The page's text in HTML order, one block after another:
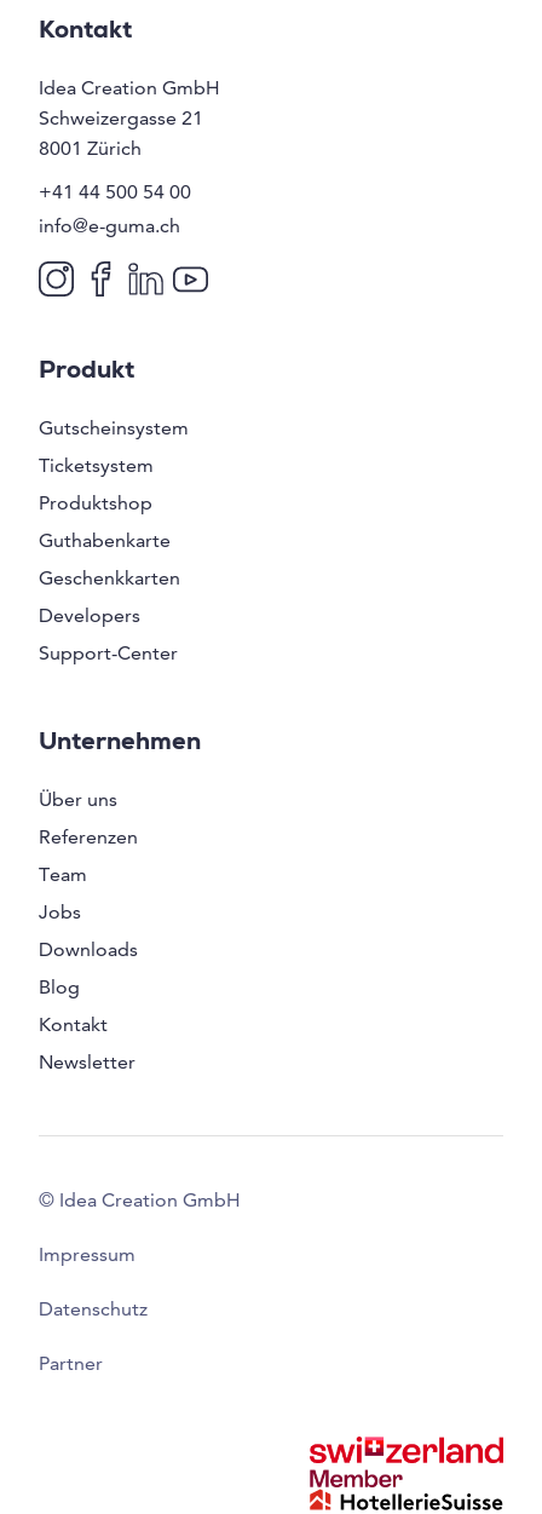
Kontakt
Idea Creation GmbH
Schweizergasse 21
8001 Zürich
+41 44 500 54 00
info@e-guma.ch
Produkt
Gutscheinsystem
Ticketsystem
Produktshop
Guthabenkarte
Geschenkkarten
Developers
Support-Center
Unternehmen
Über uns
Referenzen
Team
Jobs
Downloads
Blog
Kontakt
Newsletter
© Idea Creation GmbH
Impressum
Datenschutz
Partner